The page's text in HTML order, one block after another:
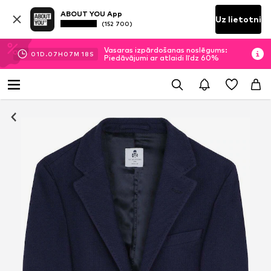
ABOUT YOU App
(152 700) Uz lietotni
01D.07H 07M 17 S
Vasaras izpārdošanas noslēgums:
Piedāvājumi ar atlaidi līdz 60%